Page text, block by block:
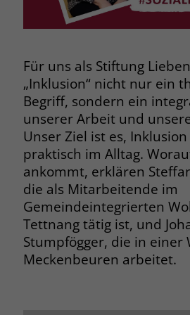
Für uns als Stiftung
„Inklusion“ nicht nur ein
Begriff, sondern ein
unserer Arbeit und
Unser Ziel ist es,
praktisch im Alltag.
ankommt, erklären
die als Mitarbeitende im
Gemeindeintegrierten
Tettnang tätig ist, und
Stumpfögger, die in einer
Meckenbeuren arbeitet.
Anbieter stiftung-
Laufzeit Session
Zweck
Behält die
allen
Name cookie_optin
Anbieter www.stiftung-
Laufzeit 1 Monat
Browsers und die
exklusiv für diese
Aktionen, die bei
derselben Website
werden, mit
Benutzerkennung
Name _clsk
Anbieter www.clarity.ms
Laufzeit 1 Jahr
Microsoft Clarity
um die